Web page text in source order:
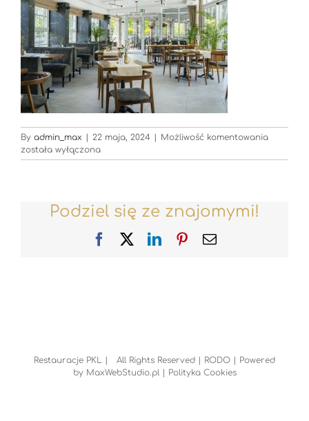
By admin_max | 22 maja, 2024 | Możliwość komentowania
została wyłączona
Podziel się ze znajomymi!
FacebookLinkedInPinterest
Email
Restauracje PKL | All Rights Reserved | RODO | Powered
by MaxWebStudio.pl| Polityka Cookies